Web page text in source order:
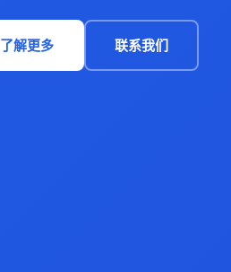
了解更多 联系我们